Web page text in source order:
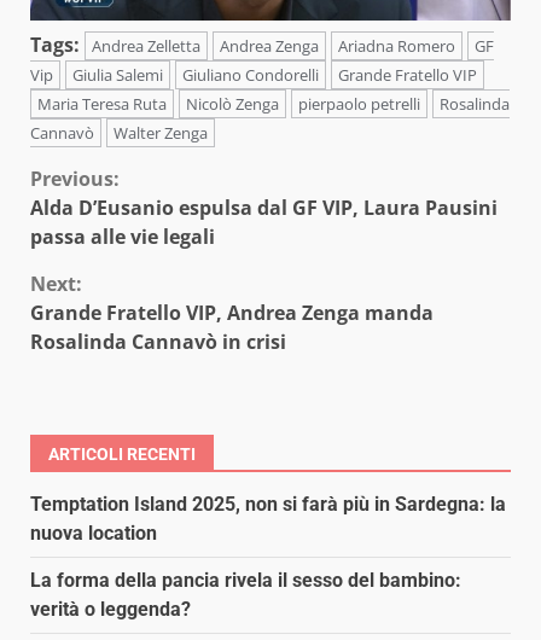
Tags: Andrea Zelletta Andrea Zenga Ariadna Romero
GF
Vip
Giulia Salemi Giuliano Condorelli
Grande Fratello VIP
Maria Teresa Ruta
Nicolò Zenga pierpaolo petrelli
Rosalinda
Cannavò
Walter Zenga
Continue
Reading
Previous:
Alda D’Eusanio espulsa dal GF VIP, Laura Pausini
passa alle vie legali
Next:
Grande Fratello VIP, Andrea Zenga manda
Rosalinda Cannavò in crisi
ARTICOLI RECENTI
Temptation Island 2025, non si farà più in Sardegna: la
nuova location
La forma della pancia rivela il sesso del bambino:
verità o leggenda?